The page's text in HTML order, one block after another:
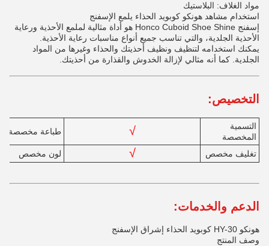
مواد الغلاف: البلاستيك
استخدام مشاهد هونكو كوبويد الحذاء يلمع الإسفنج
إسفنج Honco Cuboid Shoe Shine هو أداة مثالية لملمع الأحذية ورعاية
الأحذية الجلدية، والتي تناسب جميع أنواع مناسبات رعاية الأحذية.
يمكنك استخدامه لتنظيف ونظيف أحذيتك والحذاء وغيرها من المواد
الجلدية. كما أنه مثالي لإزالة الخدوش والقذارة من أحذيتك.
التخصيص:
التسمية
المخصصة
√ طباعة مخصصة
تغليف مخصص √ لون مخصص
الدعم والخدمات:
هونكو HY-30 كوبويد الحذاء إشراق الإسفنج
وصف المنتج